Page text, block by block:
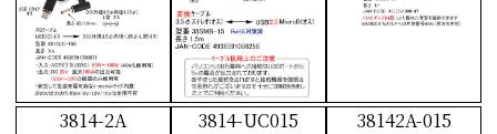
3814-2A 3814-UC015 38142A-015